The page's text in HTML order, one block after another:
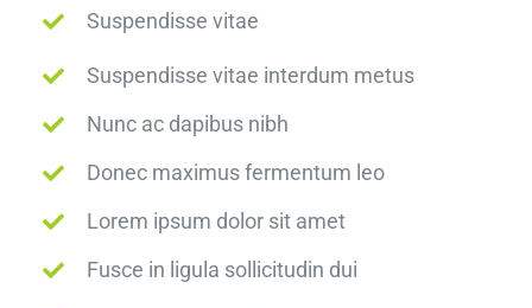
Suspendisse vitae
Suspendisse vitae interdum metus
Nunc ac dapibus nibh
Donec maximus fermentum leo
Lorem ipsum dolor sit amet
Fusce in ligula sollicitudin dui